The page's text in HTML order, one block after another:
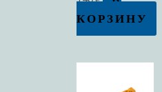
КОРЗИНУ